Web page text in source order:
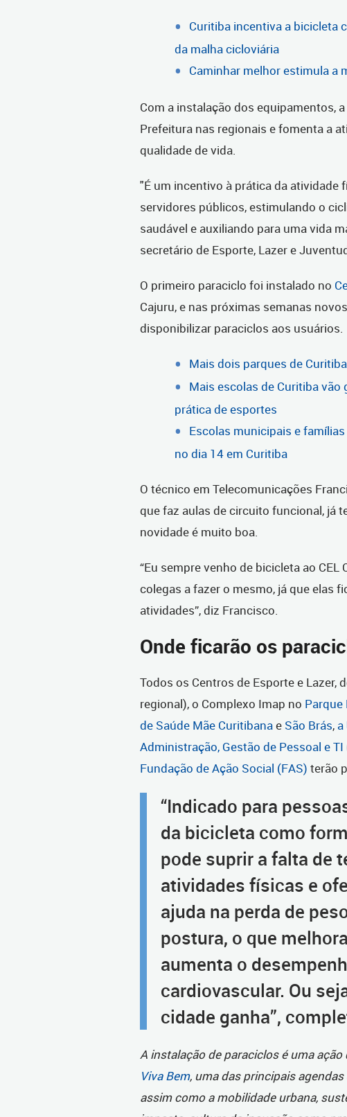
Curitiba incentiva a bicicleta
da malha cicloviária
Caminhar melhor estimula a
Com a instalação dos equipamentos,
Prefeitura nas regionais e fomenta a
qualidade de vida.
"É um incentivo à prática da atividade
servidores públicos, estimulando o
saudável e auxiliando para uma vida
secretário de Esporte, Lazer e
O primeiro paraciclo foi instalado no
Cajuru, e nas próximas semanas
disponibilizar paraciclos aos usuários.
Mais dois parques de
Mais escolas de Curitiba
prática de esportes
Escolas municipais e
no dia 14 em Curitiba
O técnico em Telecomunicações
que faz aulas de circuito funcional, já
novidade é muito boa.
“Eu sempre venho de bicicleta ao
colegas a fazer o mesmo, já que elas
atividades”, diz Francisco.
Onde ficarão os
Todos os Centros de Esporte e Lazer,
regional), o Complexo Imap no Parque
de Saúde Mãe Curitibanae São Brás, a
Administração, Gestão de Pessoal e TI
Fundação de Ação Social (FAS) terão
“Indicado para
da bicicleta como
pode suprir a falta de
atividades físicas e
ajuda na perda de
postura, o que
aumenta o
cardiovascular. Ou
cidade ganha”,
A instalação de paraciclos é uma
Viva Bem, uma das principais
assim como a mobilidade urbana,